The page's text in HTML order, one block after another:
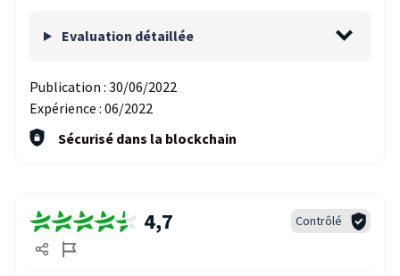
Evaluation détaillée
Publication : 30/06/2022
Expérience : 06/2022
Sécurisé dans la blockchain
4,7 Contrôlé